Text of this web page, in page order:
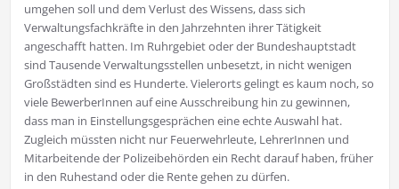
umgehen soll und dem Verlust des Wissens, dass sich
Verwaltungsfachkräfte in den Jahrzehnten ihrer Tätigkeit
angeschafft hatten. Im Ruhrgebiet oder der Bundeshauptstadt
sind Tausende Verwaltungsstellen unbesetzt, in nicht wenigen
Großstädten sind es Hunderte. Vielerorts gelingt es kaum noch, so
viele BewerberInnen auf eine Ausschreibung hin zu gewinnen,
dass man in Einstellungsgesprächen eine echte Auswahl hat.
Zugleich müssten nicht nur Feuerwehrleute, LehrerInnen und
Mitarbeitende der Polizeibehörden ein Recht darauf haben, früher
in den Ruhestand oder die Rente gehen zu dürfen.